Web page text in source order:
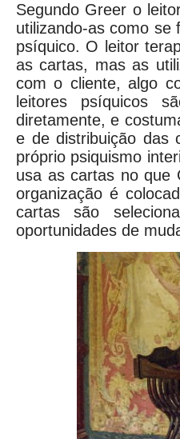
Segundo Greer o
utilizando-as como se
psíquico. O leitor
as cartas, mas as
com o cliente, algo
leitores psíquicos
diretamente, e
e de distribuição das
próprio psiquismo
usa as cartas no que
organização é
cartas são
oportunidades de